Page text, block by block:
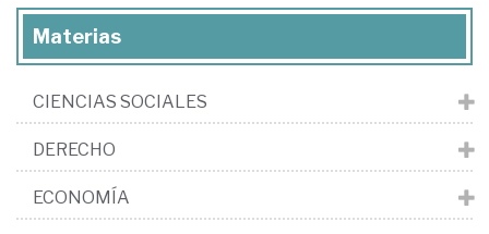
Materias
CIENCIAS SOCIALES
DERECHO
ECONOMÍA